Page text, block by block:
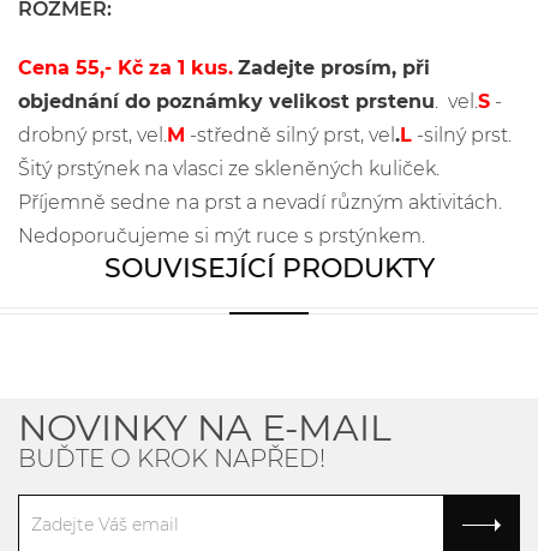
ROZMĚR:
Cena 55,- Kč za 1 kus. Zadejte prosím, při
objednání do poznámky velikost prstenu. vel.S -
drobný prst, vel.M -středně silný prst, vel .L -silný prst.
Šitý prstýnek na vlasci ze skleněných kuliček.
Příjemně sedne na prst a nevadí různým aktivitách.
Nedoporučujeme si mýt ruce s prstýnkem.
SOUVISEJÍCÍ PRODUKTY
NOVINKY NA E-MAIL
BUĎTE O KROK NAPŘED!